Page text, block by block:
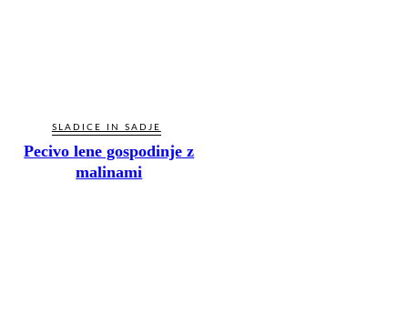
SLADICE IN SADJE
Pecivo lene gospodinje z
malinami